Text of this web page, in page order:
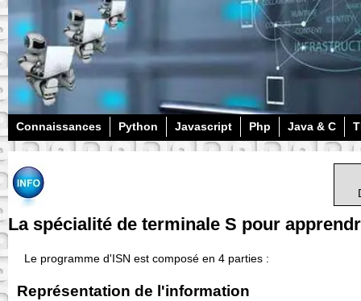
Connaissances Python Javascript Php Java & C
La spécialité de terminale S pour
Le programme d'ISN est composé en 4 parties :
Représentation de l'information